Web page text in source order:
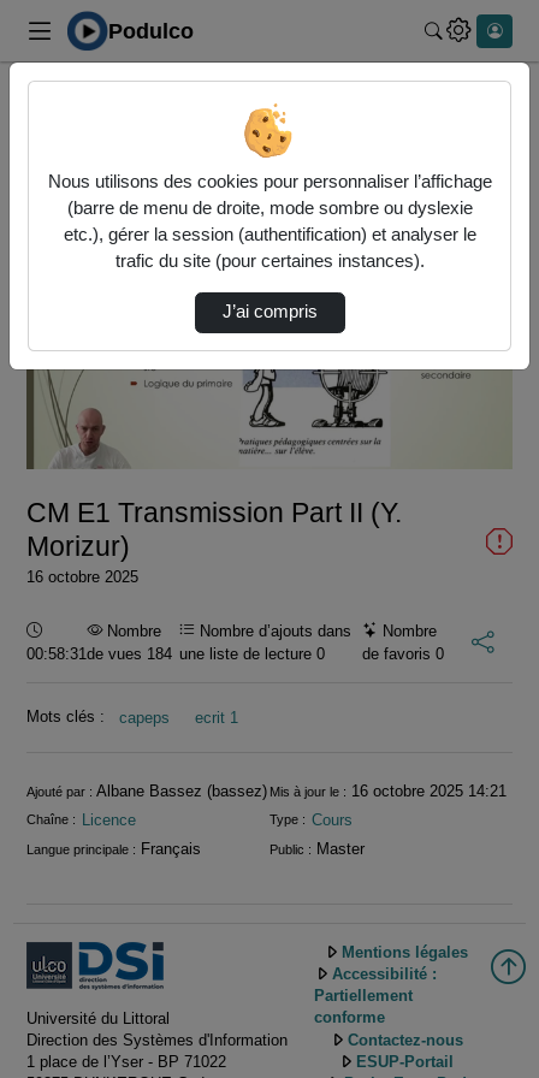
Podulco
CM E1 Transmission Part II (Y. Morizur)
Lire
la
CM E1 Transmission Part II (Y.
Morizur)
16 octobre 2025
Durée :
00:58:31
Nombre
de vues 184
Nombre d’ajouts dans
une liste de lecture0
Nombre
de favoris 0
Mots clés : capeps ecrit 1
Informations
Ajouté par : Albane Bassez (bassez) Mis à jour le : 16 octobre 2025 14:21
Chaîne : Licence Type : Cours
Langue principale : Français Public : Master
Université du Littoral
Direction des Systèmes d'Information
1 place de l’Yser - BP 71022
Mentions légales
Accessibilité :
Partiellement
conforme
Contactez-nous
ESUP-Portail
Nous utilisons des cookies pour personnaliser l’affichage
(barre de menu de droite, mode sombre ou dyslexie
etc.), gérer la session (authentification) et analyser le
trafic du site (pour certaines instances).
J’ai compris